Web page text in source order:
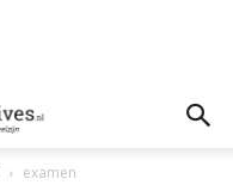
examen